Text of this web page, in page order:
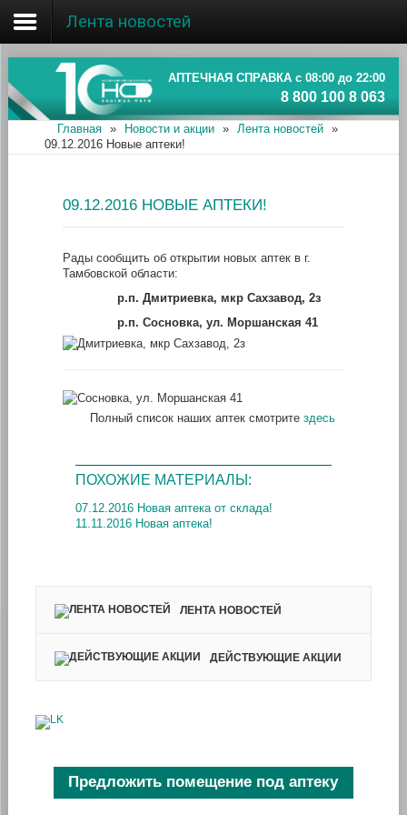
Главная
Об ассоциации
Наши аптеки
Информация
Лента новостей
АПТЕЧНАЯ СПРАВКА с 08:00 до 22:00
8 800 100 8 063
Главная » Новости и акции » Лента новостей
»
09.12.2016 Новые аптеки!
09.12.2016 НОВЫЕ АПТЕКИ!
Рады сообщить об открытии новых аптек в г.
Тамбовской области:
р.п. Дмитриевка, мкр Сахзавод, 2з
р.п. Сосновка, ул. Моршанская 41
Полный список наших аптек смотрите здесь
ПОХОЖИЕ МАТЕРИАЛЫ:
07.12.2016 Новая аптека от склада!
11.11.2016 Новая аптека!
ЛЕНТА НОВОСТЕЙ
ДЕЙСТВУЮЩИЕ АКЦИИ
Предложить помещение под аптеку